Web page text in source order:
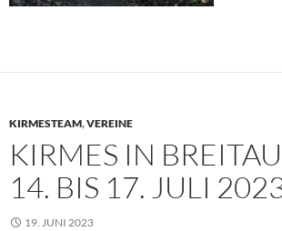
KIRMESTEAM,VEREINE
KIRMES IN
14. BIS 17. JULI
19. JUNI 2023